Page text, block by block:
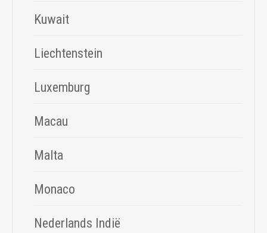
Kuwait
Liechtenstein
Luxemburg
Macau
Malta
Monaco
Nederlands Indië